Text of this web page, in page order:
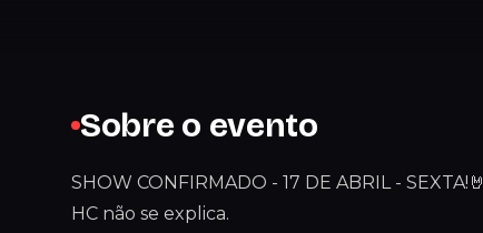
Sobre o evento
SHOW CONFIRMADO - 17 DE ABRIL - SEXTA!🤘
HC não se explica.